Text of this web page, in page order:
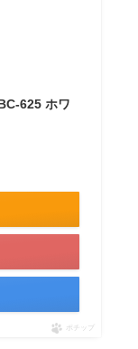
625 ホワ
ポチップ